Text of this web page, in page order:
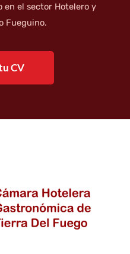
en el sector Hotelero y
Fueguino.
CV